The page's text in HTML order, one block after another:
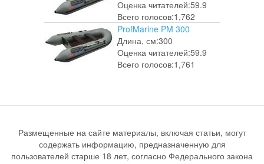
Оценка читателей:59.9
Всего голосов:1,762
ProfMarine PM 300
Длина, см:300
Оценка читателей:59.9
Всего голосов:1,761
Размещенные на сайте материалы, включая статьи, могут
содержать информацию, предназначенную для
пользователей старше 18 лет, согласно Федерального закона